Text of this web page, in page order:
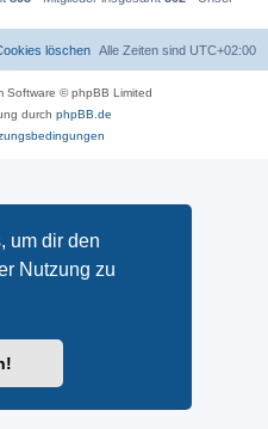
um dir den
Nutzung zu
Alle Zeiten sind UTC+02:00
löschen
Software © phpBB Limited
durch phpBB.de